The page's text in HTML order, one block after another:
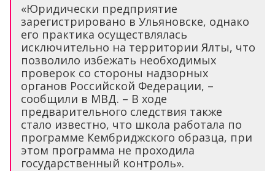
«Юридически предприятие
зарегистрировано в Ульяновске, однако
его практика осуществлялась
исключительно на территории Ялты, что
позволило избежать необходимых
проверок со стороны надзорных
органов Российской Федерации, –
сообщили в МВД. – В ходе
предварительного следствия также
стало известно, что школа работала по
программе Кембриджского образца, при
этом программа не проходила
государственный контроль».